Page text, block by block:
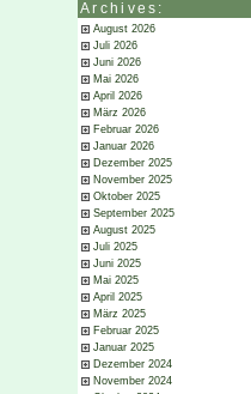
Archives:
August 2026
Juli 2026
Juni 2026
Mai 2026
April 2026
März 2026
Februar 2026
Januar 2026
Dezember 2025
November 2025
Oktober 2025
September 2025
August 2025
Juli 2025
Juni 2025
Mai 2025
April 2025
März 2025
Februar 2025
Januar 2025
Dezember 2024
November 2024